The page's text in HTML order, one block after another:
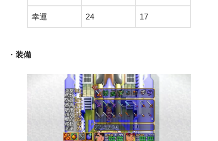
幸運 24 17
・ 装備